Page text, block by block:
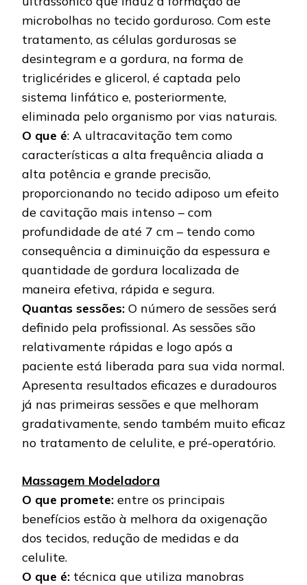
microbolhas no tecido gorduroso. Com este
tratamento, as células gordurosas se
desintegram e a gordura, na forma de
triglicérides e glicerol, é captada pelo
sistema linfático e, posteriormente,
eliminada pelo organismo por vias naturais.
O que é: A ultracavitação tem como
características a alta frequência aliada a
alta potência e grande precisão,
proporcionando no tecido adiposo um efeito
de cavitação mais intenso – com
profundidade de até 7 cm – tendo como
consequência a diminuição da espessura e
quantidade de gordura localizada de
maneira efetiva, rápida e segura.
Quantas sessões: O número de sessões será
definido pela profissional. As sessões são
relativamente rápidas e logo após a
paciente está liberada para sua vida normal.
Apresenta resultados eficazes e duradouros
já nas primeiras sessões e que melhoram
gradativamente, sendo também muito eficaz
no tratamento de celulite, e pré-operatório.
Massagem Modeladora
O que promete: entre os principais
benefícios estão à melhora da oxigenação
dos tecidos, redução de medidas e da
celulite.
O que é: técnica que utiliza manobras